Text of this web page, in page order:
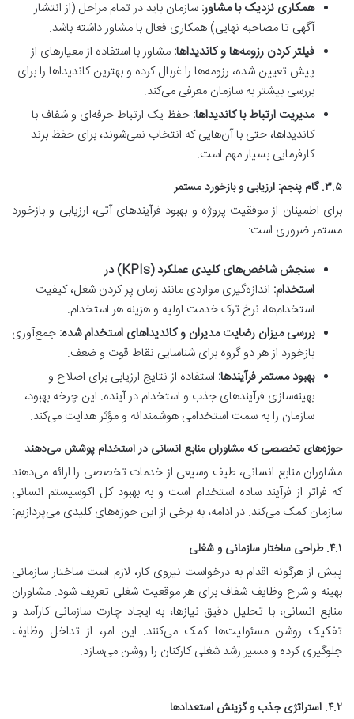
همکاری نزدیک با مشاور: سازمان باید در تمام مراحل (از انتشار
آگهی تا مصاحبه نهایی) همکاری فعال با مشاور داشته باشد.
فیلتر کردن رزومه‌ها و کاندیداها: مشاور با استفاده از معیارهای از
پیش تعیین شده، رزومه‌ها را غربال کرده و بهترین کاندیداها را برای
بررسی بیشتر به سازمان معرفی می‌کند.
مدیریت ارتباط با کاندیداها: حفظ یک ارتباط حرفه‌ای و شفاف با
کاندیداها، حتی با آن‌هایی که انتخاب نمی‌شوند، برای حفظ برند
کارفرمایی بسیار مهم است.
۳.۵. گام پنجم: ارزیابی و بازخورد مستمر
برای اطمینان از موفقیت پروژه و بهبود فرآیندهای آتی، ارزیابی و بازخورد
مستمر ضروری است:
سنجش شاخص‌های کلیدی عملکرد (KPIs) در
استخدام: اندازه‌گیری مواردی مانند زمان پر کردن شغل، کیفیت
استخدام‌ها، نرخ ترک خدمت اولیه و هزینه هر استخدام.
بررسی میزان رضایت مدیران و کاندیداهای استخدام شده: جمع‌آوری
بازخورد از هر دو گروه برای شناسایی نقاط قوت و ضعف.
بهبود مستمر فرآیندها: استفاده از نتایج ارزیابی برای اصلاح و
بهینه‌سازی فرآیندهای جذب و استخدام در آینده. این چرخه بهبود،
سازمان را به سمت استخدامی هوشمندانه و مؤثر هدایت می‌کند.
حوزه‌های تخصصی که مشاوران منابع انسانی در استخدام پوشش می‌دهند
مشاوران منابع انسانی، طیف وسیعی از خدمات تخصصی را ارائه می‌دهند
که فراتر از فرآیند ساده استخدام است و به بهبود کل اکوسیستم انسانی
سازمان کمک می‌کند. در ادامه، به برخی از این حوزه‌های کلیدی می‌پردازیم:
۴.۱. طراحی ساختار سازمانی و شغلی
پیش از هرگونه اقدام به درخواست نیروی کار، لازم است ساختار سازمانی
بهینه و شرح وظایف شفاف برای هر موقعیت شغلی تعریف شود. مشاوران
منابع انسانی، با تحلیل دقیق نیازها، به ایجاد چارت سازمانی کارآمد و
تفکیک روشن مسئولیت‌ها کمک می‌کنند. این امر، از تداخل وظایف
جلوگیری کرده و مسیر رشد شغلی کارکنان را روشن می‌سازد.
۴.۲. استراتژی جذب و گزینش استعدادها